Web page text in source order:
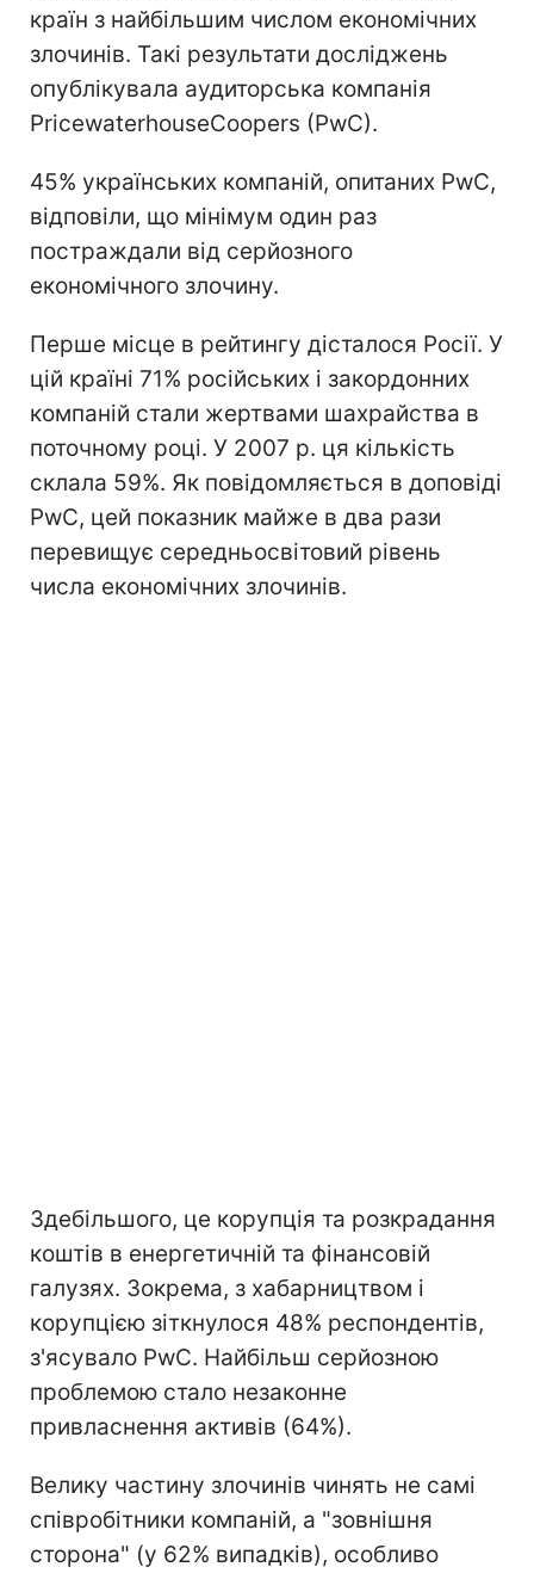
країн з найбільшим числом економічних
злочинів. Такі результати досліджень
опублікувала аудиторська компанія
PricewaterhouseCoopers (PwC).
45% українських компаній, опитаних PwC,
відповіли, що мінімум один раз
постраждали від серйозного
економічного злочину.
Перше місце в рейтингу дісталося Росії. У
цій країні 71% російських і закордонних
компаній стали жертвами шахрайства в
поточному році. У 2007 р. ця кількість
склала 59%. Як повідомляється в доповіді
PwC, цей показник майже в два рази
перевищує середньосвітовий рівень
числа економічних злочинів.
Здебільшого, це корупція та розкрадання
коштів в енергетичній та фінансовій
галузях. Зокрема, з хабарництвом і
корупцією зіткнулося 48% респондентів,
з'ясувало PwC. Найбільш серйозною
проблемою стало незаконне
привласнення активів (64%).
Велику частину злочинів чинять не самі
співробітники компаній, а "зовнішня
сторона" (у 62% випадків), особливо